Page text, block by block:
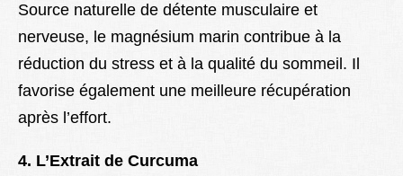
Source naturelle de détente musculaire et
nerveuse, le magnésium marin contribue à la
réduction du stress et à la qualité du sommeil. Il
favorise également une meilleure récupération
après l’effort.
4. L’Extrait de Curcuma